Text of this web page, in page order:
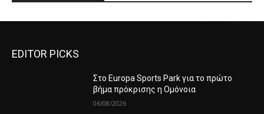
EDITOR PICKS
Στο Europa Sports Park για το πρώτο
βήμα πρόκρισης η Ομόνοια
06/08/2026